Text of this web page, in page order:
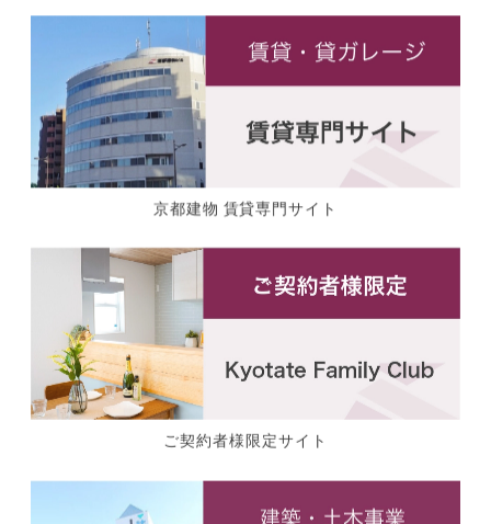
京都建物 賃貸専門サイト
ご契約者様限定サイト